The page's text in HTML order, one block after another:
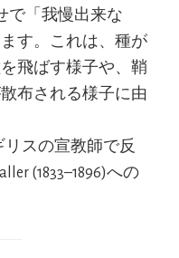
で「我慢出来な
す。これは、種が
飛ばす様子や、鞘
布される様子に由
リスの宣教師で反
(1833–1896)への